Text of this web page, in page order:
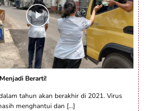
Berarti!
tahun akan berakhir di 2021. Virus
menghantui dan [...]